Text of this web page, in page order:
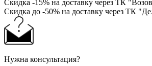
Скидка -15% на доставку через ТК
Скидка до -50% на доставку через ТК
Нужна консультация?